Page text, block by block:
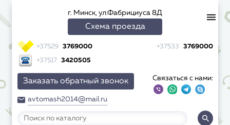
+37529 3769000 +37533 3769000
+37517 3420505
Заказать обратный звонок
avtomash2014@mail.ru
Связаться с нами:
г. Минск, ул.Фабрициуса 8Д
Схема проезда